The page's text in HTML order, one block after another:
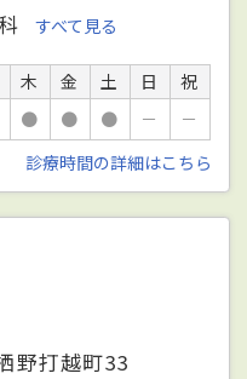
すべて見る
木 金 土 日
祝
● ● ● －
－
診療時間の詳細はこちら
野打越町33